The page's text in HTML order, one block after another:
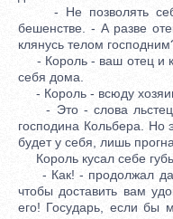
- Не позволять себе
бешенстве. - А разве
клянусь телом
- Король - ваш отец и
себя дома.
- Король - всюду
- Это - слова
господина Кольбера. Но
будет у себя, лишь
Король кусал себе губы
- Как! - продолжал
чтобы доставить вам
его! Государь, если бы